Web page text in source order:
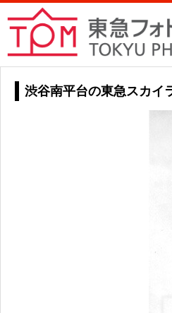
渋谷南平台の東急スカイ